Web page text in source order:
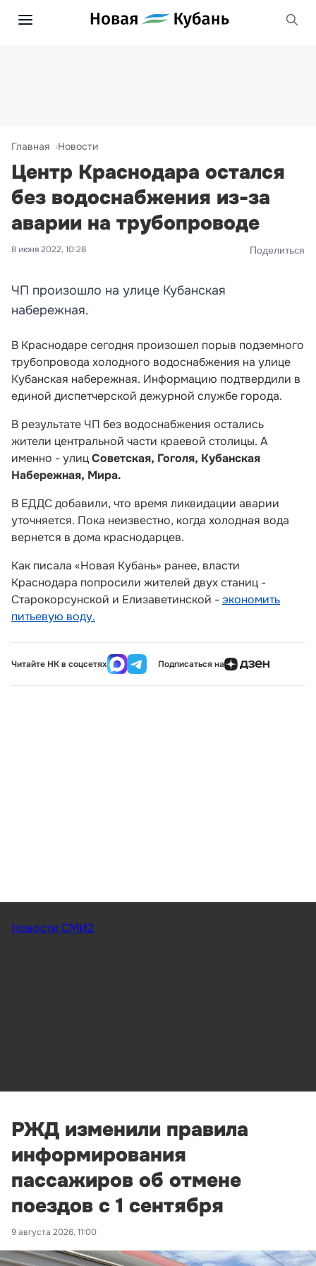
Главная Новости
Центр Краснодара остался
без водоснабжения из-за
аварии на трубопроводе
8 июня 2022, 10:28 Поделиться
ЧП произошло на улице Кубанская
набережная.
В Краснодаре сегодня произошел порыв подземного
трубопровода холодного водоснабжения на улице
Кубанская набережная. Информацию подтвердили в
единой диспетчерской дежурной службе города.
В результате ЧП без водоснабжения остались
жители центральной части краевой столицы. А
именно - улицСоветская, Гоголя, Кубанская
Набережная, Мира.
В ЕДДС добавили, что время ликвидации аварии
уточняется. Пока неизвестно, когда холодная вода
вернется в дома краснодарцев.
Как писала «Новая Кубань» ранее, власти
Краснодара попросили жителей двух станиц -
Старокорсунской и Елизаветинской -экономить
питьевую воду.
Читайте НК в соцсетях Подписаться на
Новости СМИ2
РЖД изменили правила
информирования
пассажиров об отмене
поездов с 1 сентября
9 августа 2026, 11:00